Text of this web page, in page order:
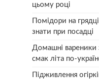
цьому році
Помідори на
знати при посадці
Домашні
смак літа по-
Підживлення